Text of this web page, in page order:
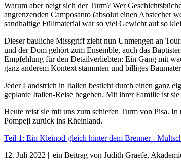
Warum aber neigt sich der Turm? Wer
angrenzenden Camposanto (absolut einen Abstecher
sandhaltige Füllmaterial war so viel Gewicht auf so
Dieser bauliche Missgriff zieht nun Unmengen an
und der Dom gehört zum Ensemble, auch das
Empfehlung für den Detailverliebten: Ein Gang mit
ganz anderem Kontext stammten und billiges
Jeder Landstrich in Italien besticht durch einen ganz
geplante Italien-Reise begeben. Mit ihrer Familie ist
Heute reist sie mit uns zum schiefen Turm von Pisa.
Pompeji zurück ins Rheinland.
Teil 1: Ein Kleinod gleich hinter dem Brenner -
12. Juli 2022 || ein Beitrag von Judith Graefe,